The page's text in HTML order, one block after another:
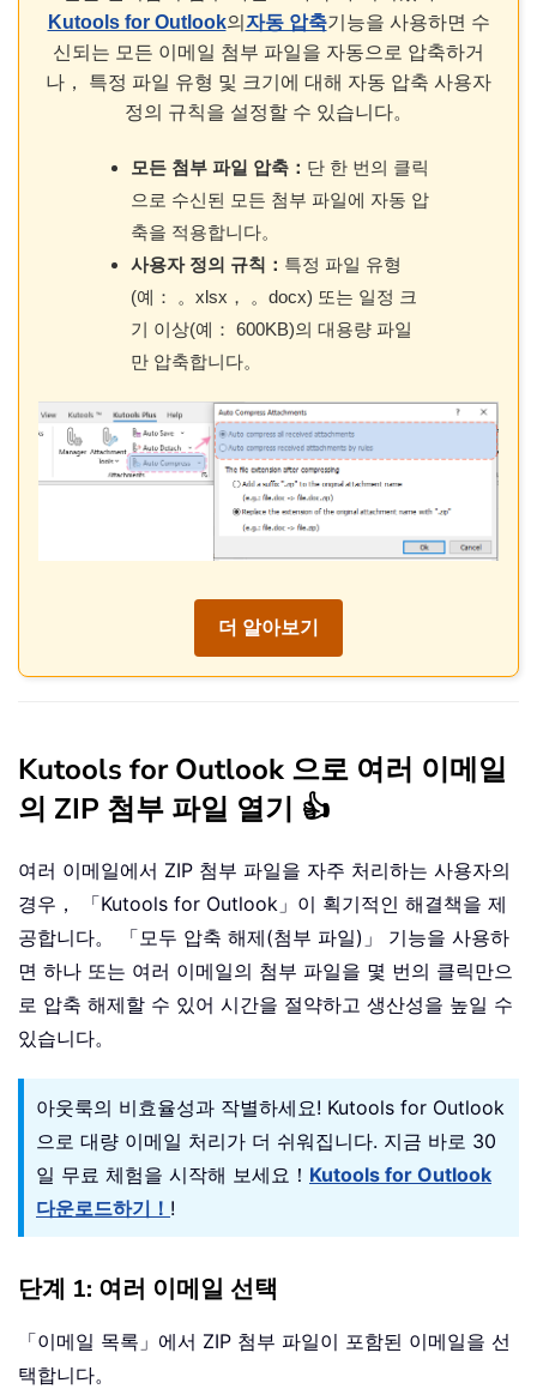
Kutools for Outlook의 자동 압축기능을 사용하면 수
신되는 모든 이메일 첨부 파일을 자동으로 압축하거
나， 특정 파일 유형 및 크기에 대해 자동 압축 사용자
정의 규칙을 설정할 수 있습니다。
모든 첨부 파일 압축： 단 한 번의 클릭
으로 수신된 모든 첨부 파일에 자동 압
축을 적용합니다。
사용자 정의 규칙： 특정 파일 유형
(예： 。xlsx， 。docx) 또는 일정 크
기 이상(예： 600KB)의 대용량 파일
만 압축합니다。
더 알아보기
Kutools for Outlook 으로 여러 이메일
의 ZIP 첨부 파일 열기 👍
여러 이메일에서 ZIP 첨부 파일을 자주 처리하는 사용자의
경우， 「Kutools for Outlook」이 획기적인 해결책을 제
공합니다。 「모두 압축 해제(첨부 파일)」 기능을 사용하
면 하나 또는 여러 이메일의 첨부 파일을 몇 번의 클릭만으
로 압축 해제할 수 있어 시간을 절약하고 생산성을 높일 수
있습니다。
아웃룩의 비효율성과 작별하세요! Kutools for Outlook
으로 대량 이메일 처리가 더 쉬워집니다. 지금 바로 30
일 무료 체험을 시작해 보세요！ Kutools for Outlook
다운로드하기！ !
단계 1: 여러 이메일 선택
「이메일 목록」에서 ZIP 첨부 파일이 포함된 이메일을 선
택합니다。